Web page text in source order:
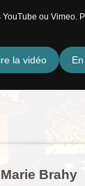
ou Vimeo.
la vidéo
Brahy